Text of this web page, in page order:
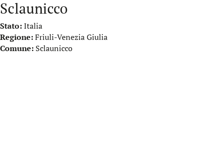
Sclaunicco
Stato:Italia
Regione:Friuli-Venezia Giulia
Comune: Sclaunicco